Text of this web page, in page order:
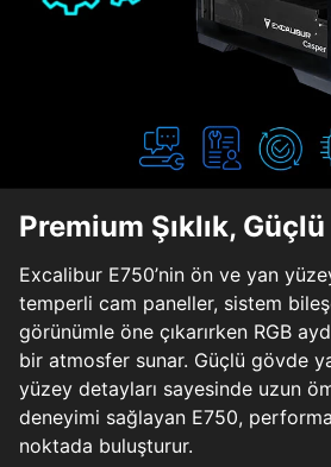
Premium Şıklık, Güçlü
Excalibur E750’nin ön ve yan
temperli cam paneller, sistem
görünümle öne çıkarırken RGB
bir atmosfer sunar. Güçlü gövde
yüzey detayları sayesinde uzun
deneyimi sağlayan E750,
noktada buluşturur.